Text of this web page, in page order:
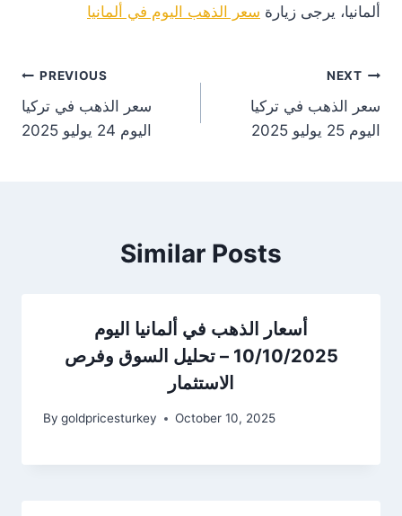
ألمانيا، يرجى زيارة سعر الذهب اليوم في ألمانيا
PREVIOUS
سعر الذهب في تركيا
اليوم 24 يوليو 2025
NEXT
سعر الذهب في تركيا
اليوم 25 يوليو 2025
Similar Posts
أسعار الذهب في ألمانيا اليوم
10/10/2025 – تحليل السوق وفرص
الاستثمار
By goldpricesturkey October 10, 2025